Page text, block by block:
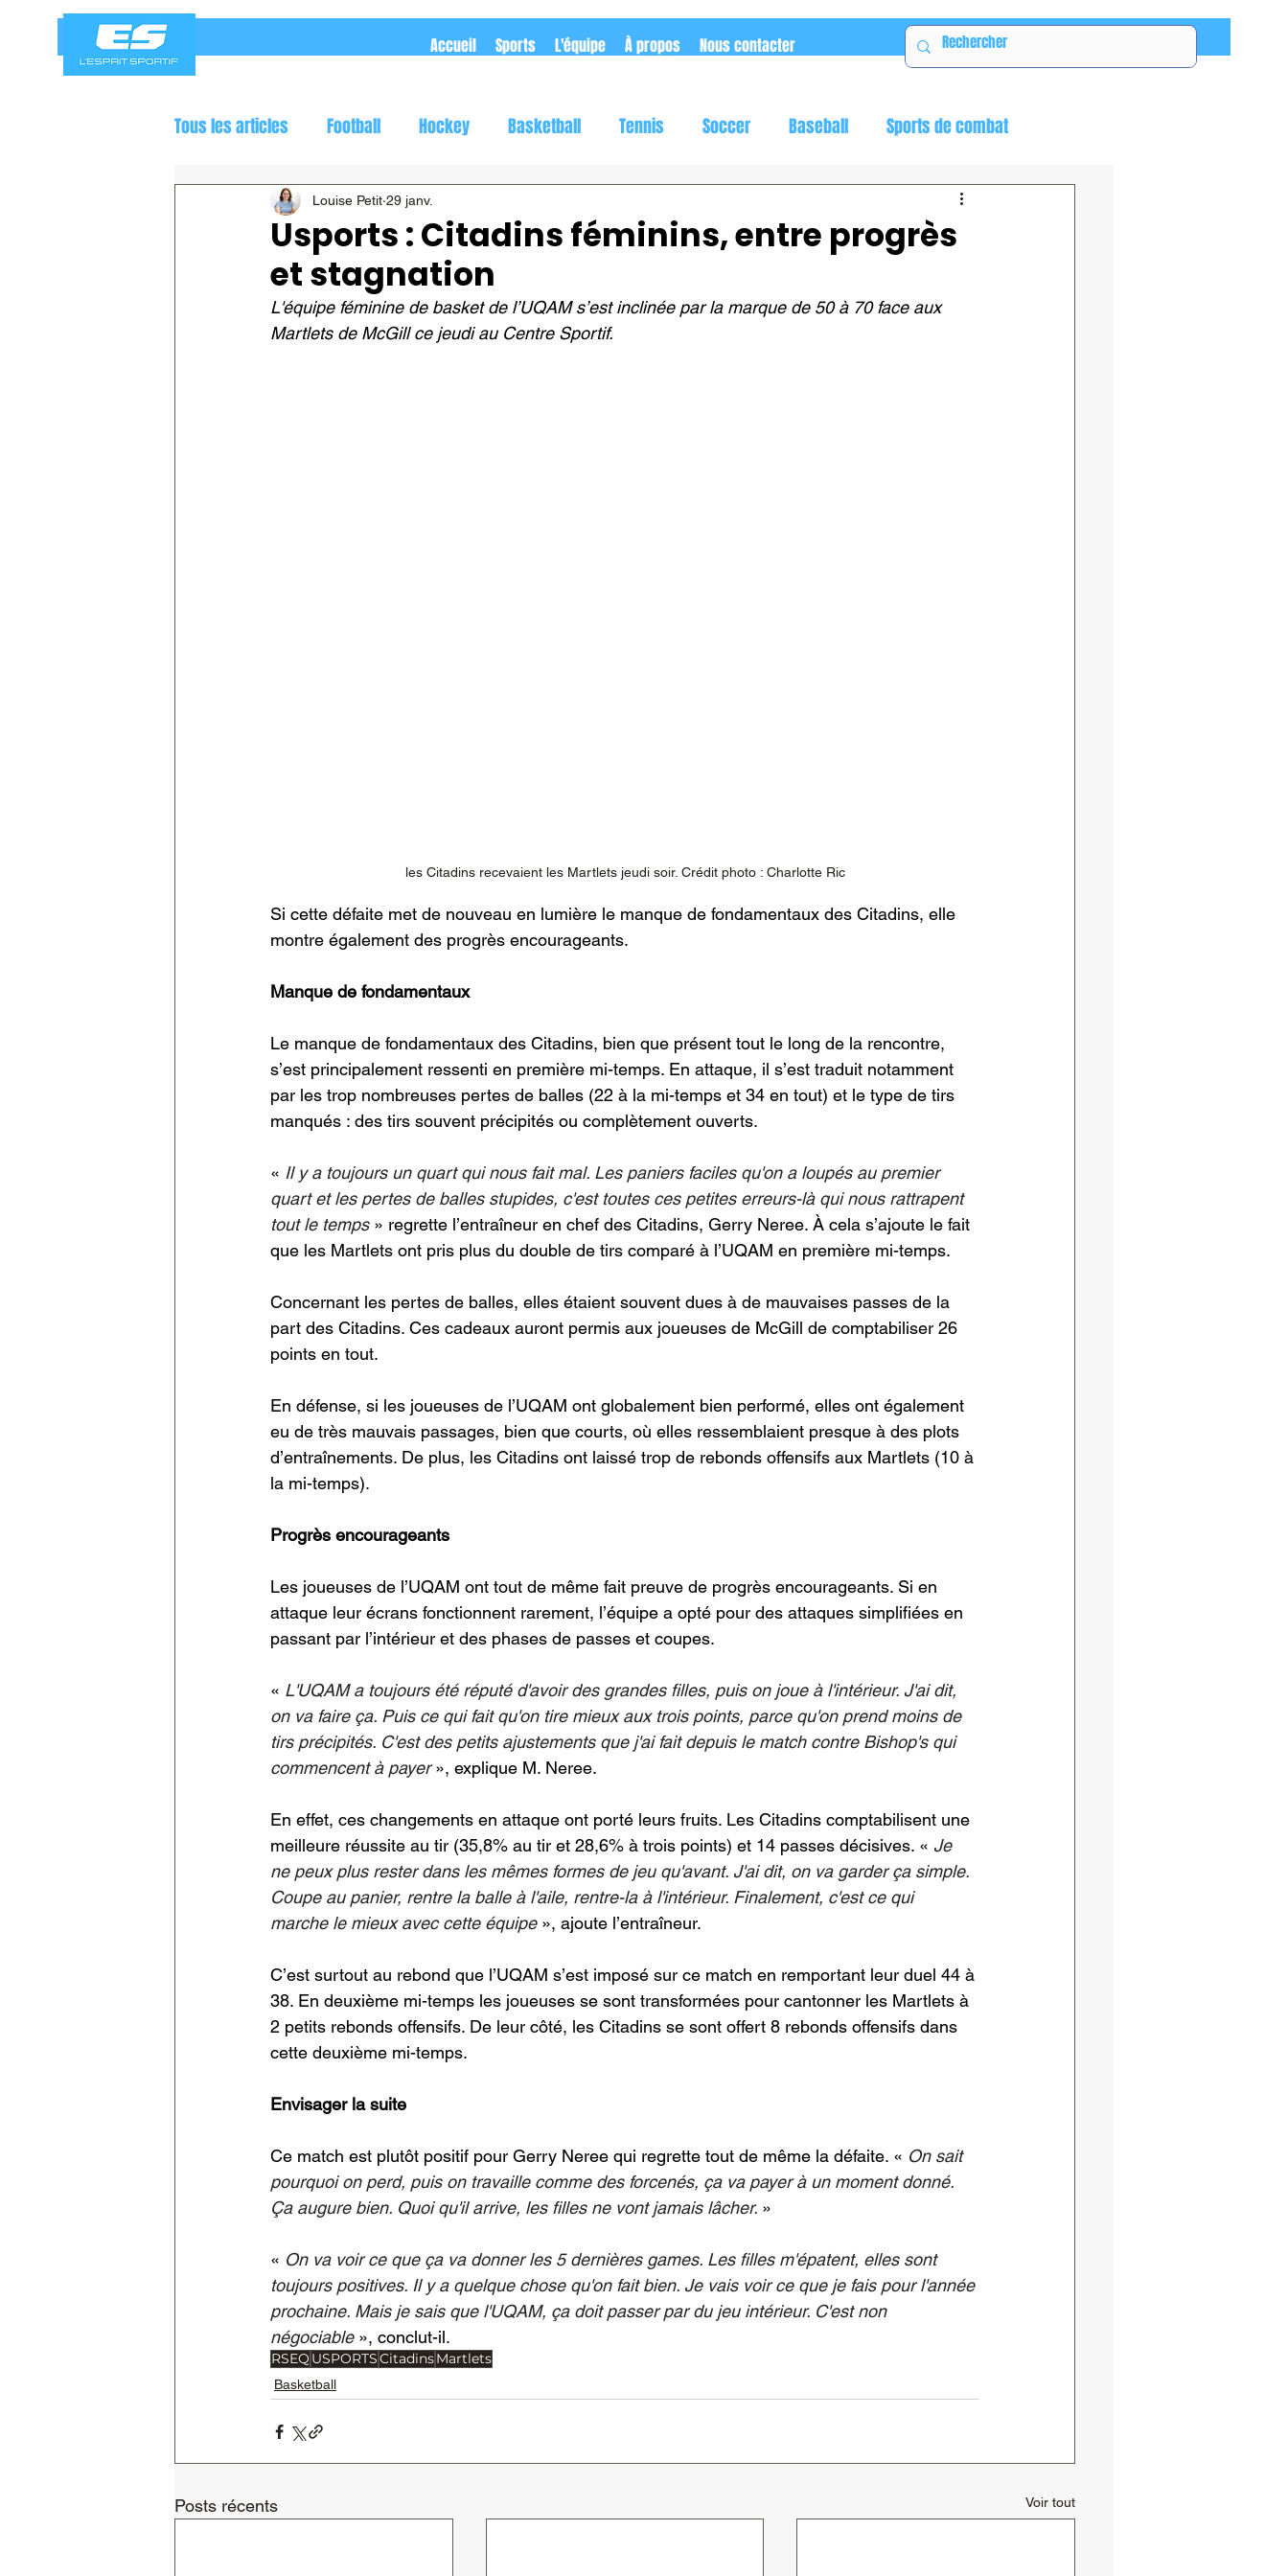
Accueil Sports L'équipe À propos Nous contacter
Tous les articles Football Hockey Basketball Tennis Soccer Baseball Sports de combat
Jeux olympiques Course automobile
Usports : Citadins féminins, entre progrès
et stagnation
Louise Petit 29 janv.
L'équipe féminine de basket de l’UQAM s’est inclinée par la marque de 50 à 70 face aux
Martlets de McGill ce jeudi au Centre Sportif.
les Citadins recevaient les Martlets jeudi soir. Crédit photo : Charlotte Ric
Si cette défaite met de nouveau en lumière le manque de fondamentaux des Citadins, elle
montre également des progrès encourageants.
Manque de fondamentaux
Le manque de fondamentaux des Citadins, bien que présent tout le long de la rencontre,
s’est principalement ressenti en première mi-temps. En attaque, il s’est traduit notamment
par les trop nombreuses pertes de balles (22 à la mi-temps et 34 en tout) et le type de tirs
manqués : des tirs souvent précipités ou complètement ouverts.
« Il y a toujours un quart qui nous fait mal. Les paniers faciles qu'on a loupés au premier
quart et les pertes de balles stupides, c'est toutes ces petites erreurs-là qui nous rattrapent
tout le temps » regrette l’entraîneur en chef des Citadins, Gerry Neree. À cela s’ajoute le fait
que les Martlets ont pris plus du double de tirs comparé à l’UQAM en première mi-temps.
Concernant les pertes de balles, elles étaient souvent dues à de mauvaises passes de la
part des Citadins. Ces cadeaux auront permis aux joueuses de McGill de comptabiliser 26
points en tout.
En défense, si les joueuses de l’UQAM ont globalement bien performé, elles ont également
eu de très mauvais passages, bien que courts, où elles ressemblaient presque à des plots
d’entraînements. De plus, les Citadins ont laissé trop de rebonds offensifs aux Martlets (10 à
la mi-temps).
Progrès encourageants
Les joueuses de l’UQAM ont tout de même fait preuve de progrès encourageants. Si en
attaque leur écrans fonctionnent rarement, l’équipe a opté pour des attaques simplifiées en
passant par l’intérieur et des phases de passes et coupes.
« L'UQAM a toujours été réputé d'avoir des grandes filles, puis on joue à l'intérieur. J'ai dit,
on va faire ça. Puis ce qui fait qu'on tire mieux aux trois points, parce qu'on prend moins de
tirs précipités. C'est des petits ajustements que j'ai fait depuis le match contre Bishop's qui
commencent à payer », explique M. Neree.
En effet, ces changements en attaque ont porté leurs fruits. Les Citadins comptabilisent une
meilleure réussite au tir (35,8% au tir et 28,6% à trois points) et 14 passes décisives. « Je
ne peux plus rester dans les mêmes formes de jeu qu'avant. J'ai dit, on va garder ça simple.
Coupe au panier, rentre la balle à l'aile, rentre-la à l'intérieur. Finalement, c'est ce qui
marche le mieux avec cette équipe », ajoute l’entraîneur.
C’est surtout au rebond que l’UQAM s’est imposé sur ce match en remportant leur duel 44 à
38. En deuxième mi-temps les joueuses se sont transformées pour cantonner les Martlets à
2 petits rebonds offensifs. De leur côté, les Citadins se sont offert 8 rebonds offensifs dans
cette deuxième mi-temps.
Envisager la suite
Ce match est plutôt positif pour Gerry Neree qui regrette tout de même la défaite. « On sait
pourquoi on perd, puis on travaille comme des forcenés, ça va payer à un moment donné.
Ça augure bien. Quoi qu'il arrive, les filles ne vont jamais lâcher. »
« On va voir ce que ça va donner les 5 dernières games. Les filles m'épatent, elles sont
toujours positives. Il y a quelque chose qu'on fait bien. Je vais voir ce que je fais pour l'année
prochaine. Mais je sais que l'UQAM, ça doit passer par du jeu intérieur. C'est non
négociable », conclut-il.
RSEQ USPORTSCitadinsMartlets
Basketball
Posts récents Voir tout